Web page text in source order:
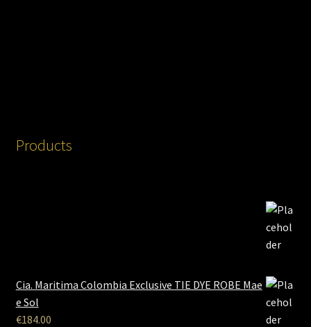
Products
Cia. Maritima Colombia Exclusive TIE DYE ROBE Mae
e Sol
€184.00